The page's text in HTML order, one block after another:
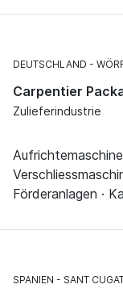
DEUTSCHLAND
Carpentier
Zulieferindustrie
Förderanlagen ·
SPANIEN SANT